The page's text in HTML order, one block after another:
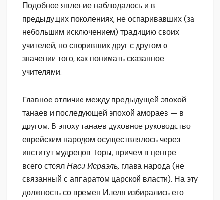
Подобное явление наблюдалось и в
предыдущих поколениях, не оспаривавших (за
небольшим исключением) традицию своих
учителей, но споривших друг с другом о
значении того, как понимать сказанное
учителями.
Главное отличие между предыдущей эпохой
танаев и последующей эпохой амораев — в
другом. В эпоху танаев духовное руководство
еврейским народом осуществлялось через
институт мудрецов Торы, причем в центре
всего стоялНаси Исраэль, глава народа (не
связанный с аппаратом царской власти). На эту
должность со времен Илеля избирались его